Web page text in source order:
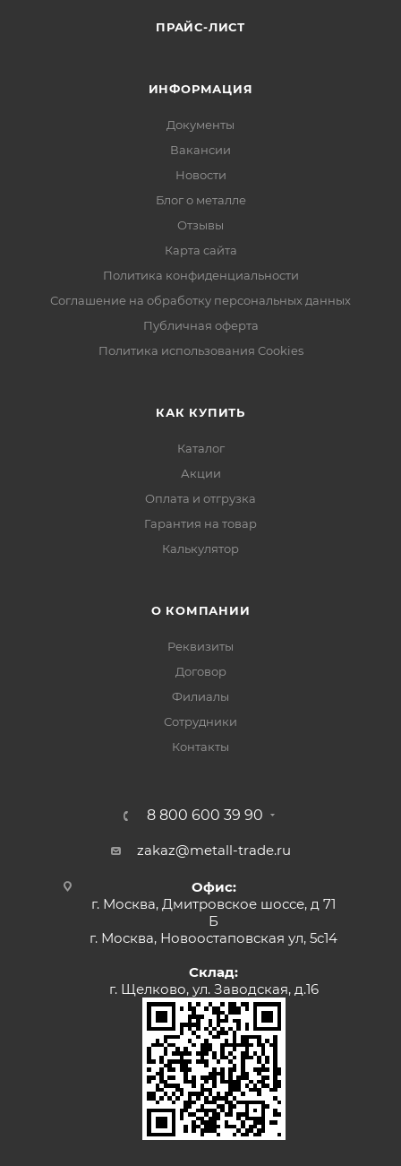
ПРАЙС-ЛИСТ
ИНФОРМАЦИЯ
Документы
Вакансии
Новости
Блог о металле
Отзывы
Карта сайта
Политика конфиденциальности
Соглашение на обработку персональных данных
Публичная оферта
Политика использования Cookies
КАК КУПИТЬ
Каталог
Акции
Оплата и отгрузка
Гарантия на товар
Калькулятор
О КОМПАНИИ
Реквизиты
Договор
Филиалы
Сотрудники
Контакты
8 800 600 39 90
zakaz@metall-trade.ru
Офис:
г. Москва, Дмитровское шоссе, д 71
Б
г. Москва, Новоостаповская ул, 5с14
Склад:
г. Щелково, ул. Заводская, д.16